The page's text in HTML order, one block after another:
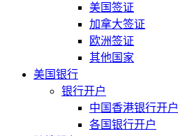
美国签证
加拿大签证
欧洲签证
其他国家
美国银行
银行开户
中国香港银行开户
各国银行开户